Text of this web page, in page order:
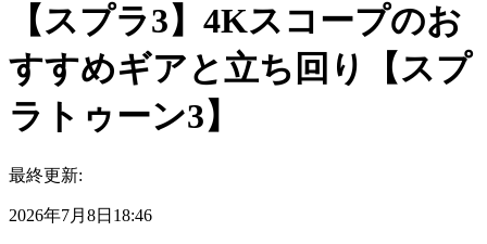
【スプラ3】4Kスコープのお
すすめギアと立ち回り【スプ
ラトゥーン3】
最終更新:
2026年7月8日18:46